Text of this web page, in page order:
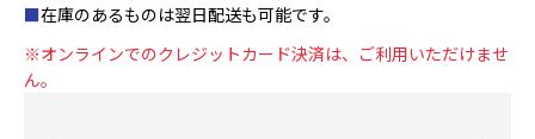
■在庫のあるものは翌日配送も可能です。
※オンラインでのクレジットカード決済は、ご利用いただけませ
ん。